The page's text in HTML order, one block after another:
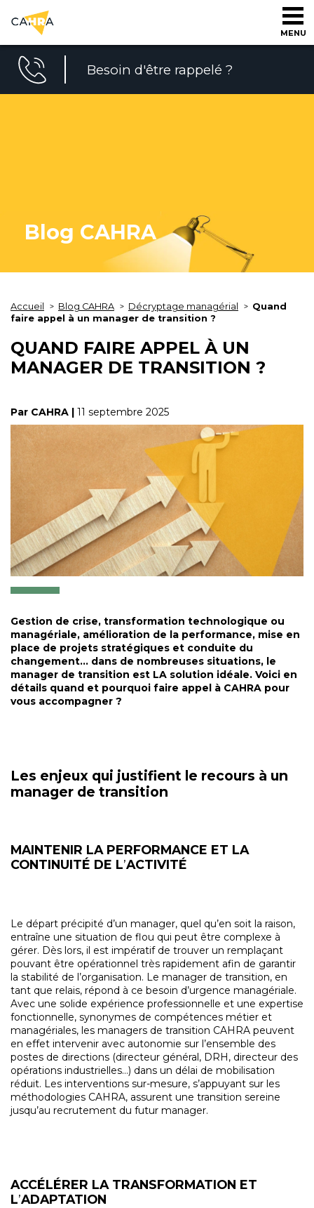
MENU
Besoin d'être rappelé ?
Blog CAHRA
Accueil Blog CAHRA Décryptage managérial
Quand
faire appel à un manager de transition ?
QUAND FAIRE APPEL À UN
MANAGER DE TRANSITION ?
Par CAHRA | 11 septembre 2025
Gestion de crise, transformation technologique ou
managériale, amélioration de la performance, mise en
place de projets stratégiques et conduite du
changement… dans de nombreuses situations, le
manager de transition est LA solution idéale. Voici en
détails quand et pourquoi faire appel à CAHRA pour
vous accompagner ?
Les enjeux qui justifient le recours à un
manager de transition
MAINTENIR LA PERFORMANCE ET LA
CONTINUITÉ DE L’ACTIVITÉ
Le départ précipité d’un manager, quel qu’en soit la raison,
entraîne une situation de flou qui peut être complexe à
gérer. Dès lors, il est impératif de trouver un remplaçant
pouvant être opérationnel très rapidement afin de garantir
la stabilité de l’organisation. Le manager de transition, en
tant que relais, répond à ce besoin d’urgence managériale.
Avec une solide expérience professionnelle et une expertise
fonctionnelle, synonymes de compétences métier et
managériales, les managers de transition CAHRA peuvent
en effet intervenir avec autonomie sur l’ensemble des
postes de directions (directeur général, DRH, directeur des
opérations industrielles…) dans un délai de mobilisation
réduit. Les interventions sur-mesure, s’appuyant sur les
méthodologies CAHRA, assurent une transition sereine
jusqu’au recrutement du futur manager.
ACCÉLÉRER LA TRANSFORMATION ET
L’ADAPTATION